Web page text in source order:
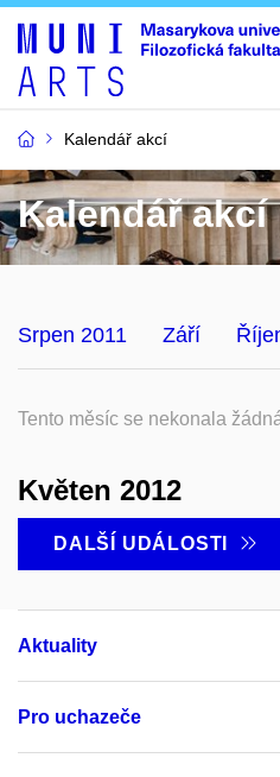
Kalendář akcí
Kalendář akcí
Srpen 2011 Září
Tento měsíc se nekonala
Květen 2012
DALŠÍ UDÁLOSTI
Aktuality
Pro uchazeče